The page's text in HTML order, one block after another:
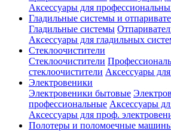
Аксессуары для
Гладильные системы и
Гладильные системы
Аксессуары для гладильных
Стеклоочистители
Стеклоочистители
стеклоочистители Аксессуары
Электровеники
Электровеники бытовые
профессиональные Аксессуары
Аксессуары для проф.
Полотеры и поломоечные